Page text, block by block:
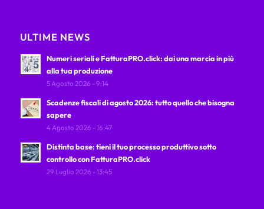
ULTIME NEWS
Numeri seriali e FatturaPRO.click: dai una marcia in più
alla tua produzione
5 Agosto 2026 - 9:14
Scadenze fiscali di agosto 2026: tutto quello che bisogna
sapere
4 Agosto 2026 - 16:47
Distinta base: tieni il tuo processo produttivo sotto
controllo con FatturaPRO.click
29 Luglio 2026 - 13:45